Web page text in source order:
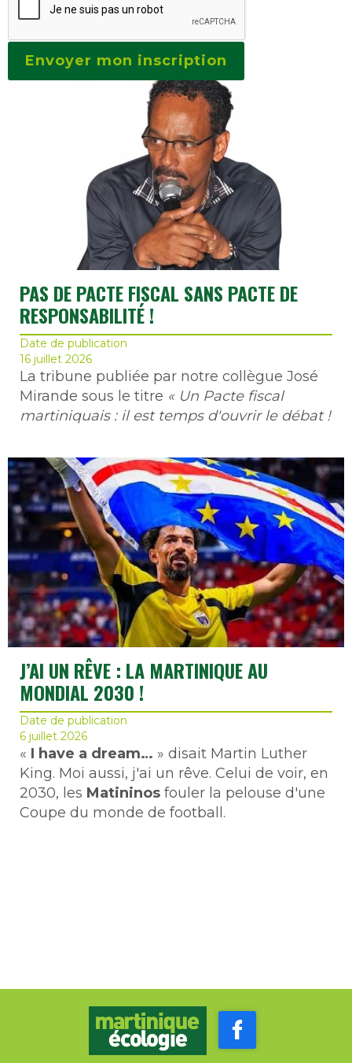
PAS DE PACTE FISCAL SANS PACTE DE
RESPONSABILITÉ !
Date de publication
16 juillet 2026
La tribune publiée par notre collègue José
Mirande sous le titre « Un Pacte fiscal
martiniquais : il est temps d'ouvrir le débat !
J’AI UN RÊVE : LA MARTINIQUE AU
MONDIAL 2030 !
Date de publication
6 juillet 2026
« I have a dream… » disait Martin Luther
King. Moi aussi, j'ai un rêve. Celui de voir, en
2030, les Matininos fouler la pelouse d'une
Coupe du monde de football.